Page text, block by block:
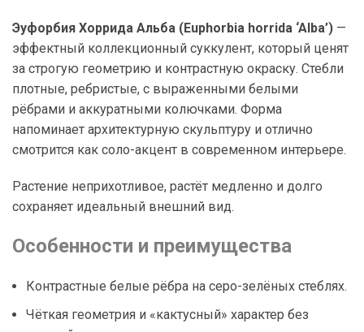
Эуфорбия Хоррида Альба (Euphorbia horrida ‘Alba’) —
эффектный коллекционный суккулент, который ценят
за строгую геометрию и контрастную окраску. Стебли
плотные, ребристые, с выраженными белыми
рёбрами и аккуратными колючками. Форма
напоминает архитектурную скульптуру и отлично
смотрится как соло-акцент в современном интерьере.
Растение неприхотливое, растёт медленно и долго
сохраняет идеальный внешний вид.
Особенности и преимущества
Контрастные белые рёбра на серо-зелёных стеблях.
Чёткая геометрия и «кактусный» характер без